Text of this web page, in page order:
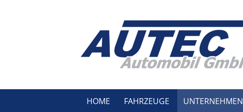
HOME FAHRZEUGE UNTERNEHMEN